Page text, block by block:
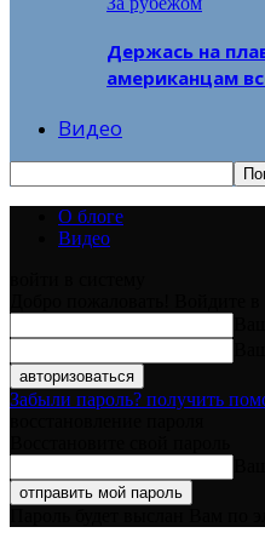
Держась на
американцам
Видео
О блоге
Видео
Забыли пароль? получить